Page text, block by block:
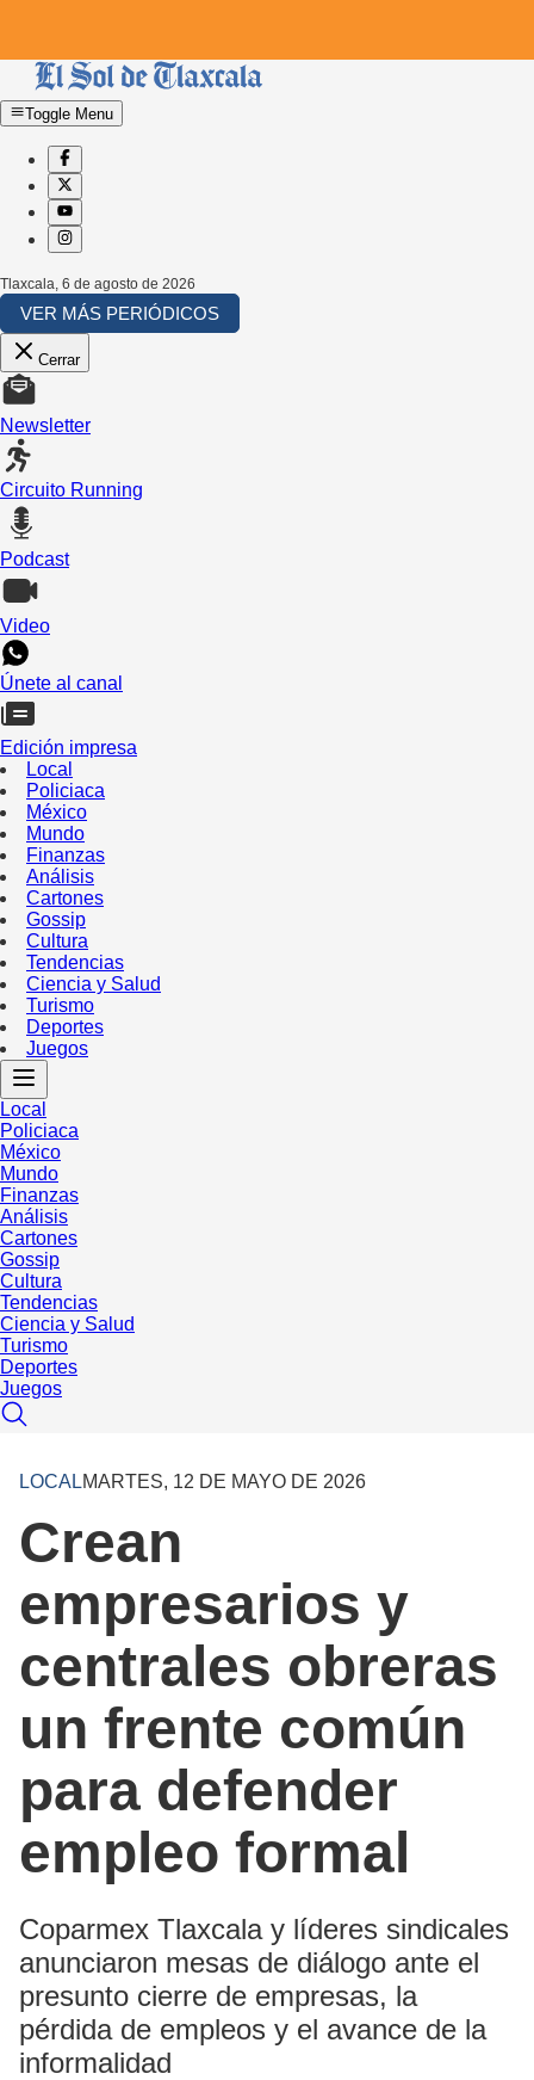
Toggle Menu
Tlaxcala 6 de agosto de 2026
VER MÁS PERIÓDICOS
Cerrar
Newsletter
Circuito Running
Podcast
Video
Únete al canal
Edición impresa
Local
Policiaca
México
Mundo
Finanzas
Análisis
Cartones
Gossip
Cultura
Tendencias
Ciencia y Salud
Turismo
Deportes
Juegos
Local
Policiaca
México
Mundo
Finanzas
Análisis
Cartones
Gossip
Cultura
Tendencias
Ciencia y Salud
Turismo
Deportes
Juegos
LOCALMARTES, 12 DE MAYO DE 2026
Crean
empresarios y
centrales obreras
un frente común
para defender
empleo formal
Coparmex Tlaxcala y líderes sindicales
anunciaron mesas de diálogo ante el
presunto cierre de empresas, la
pérdida de empleos y el avance de la
informalidad